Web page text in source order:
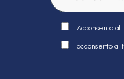
Acconsento
acconsento